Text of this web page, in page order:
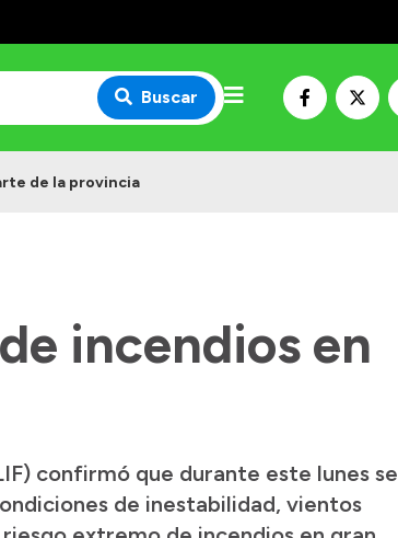
Buscar
de la provincia
incendios en
confirmó que durante este lunes se
de inestabilidad, vientos